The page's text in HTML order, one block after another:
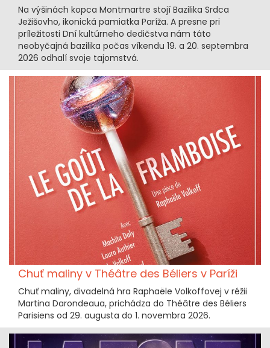
Na výšinách kopca Montmartre stojí Bazilika Srdca
Ježišovho, ikonická pamiatka Paríža. A presne pri
príležitosti Dní kultúrneho dedičstva nám táto
neobyčajná bazilika počas víkendu 19. a 20. septembra
2026 odhalí svoje tajomstvá.
Chuť maliny v Théâtre des Béliers v Paríži
Chuť maliny, divadelná hra Raphaële Volkoffovej v réžii
Martina Darondeaua, prichádza do Théâtre des Béliers
Parisiens od 29. augusta do 1. novembra 2026.